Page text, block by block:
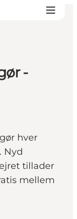
-
hver
Nyd
tillader
mellem